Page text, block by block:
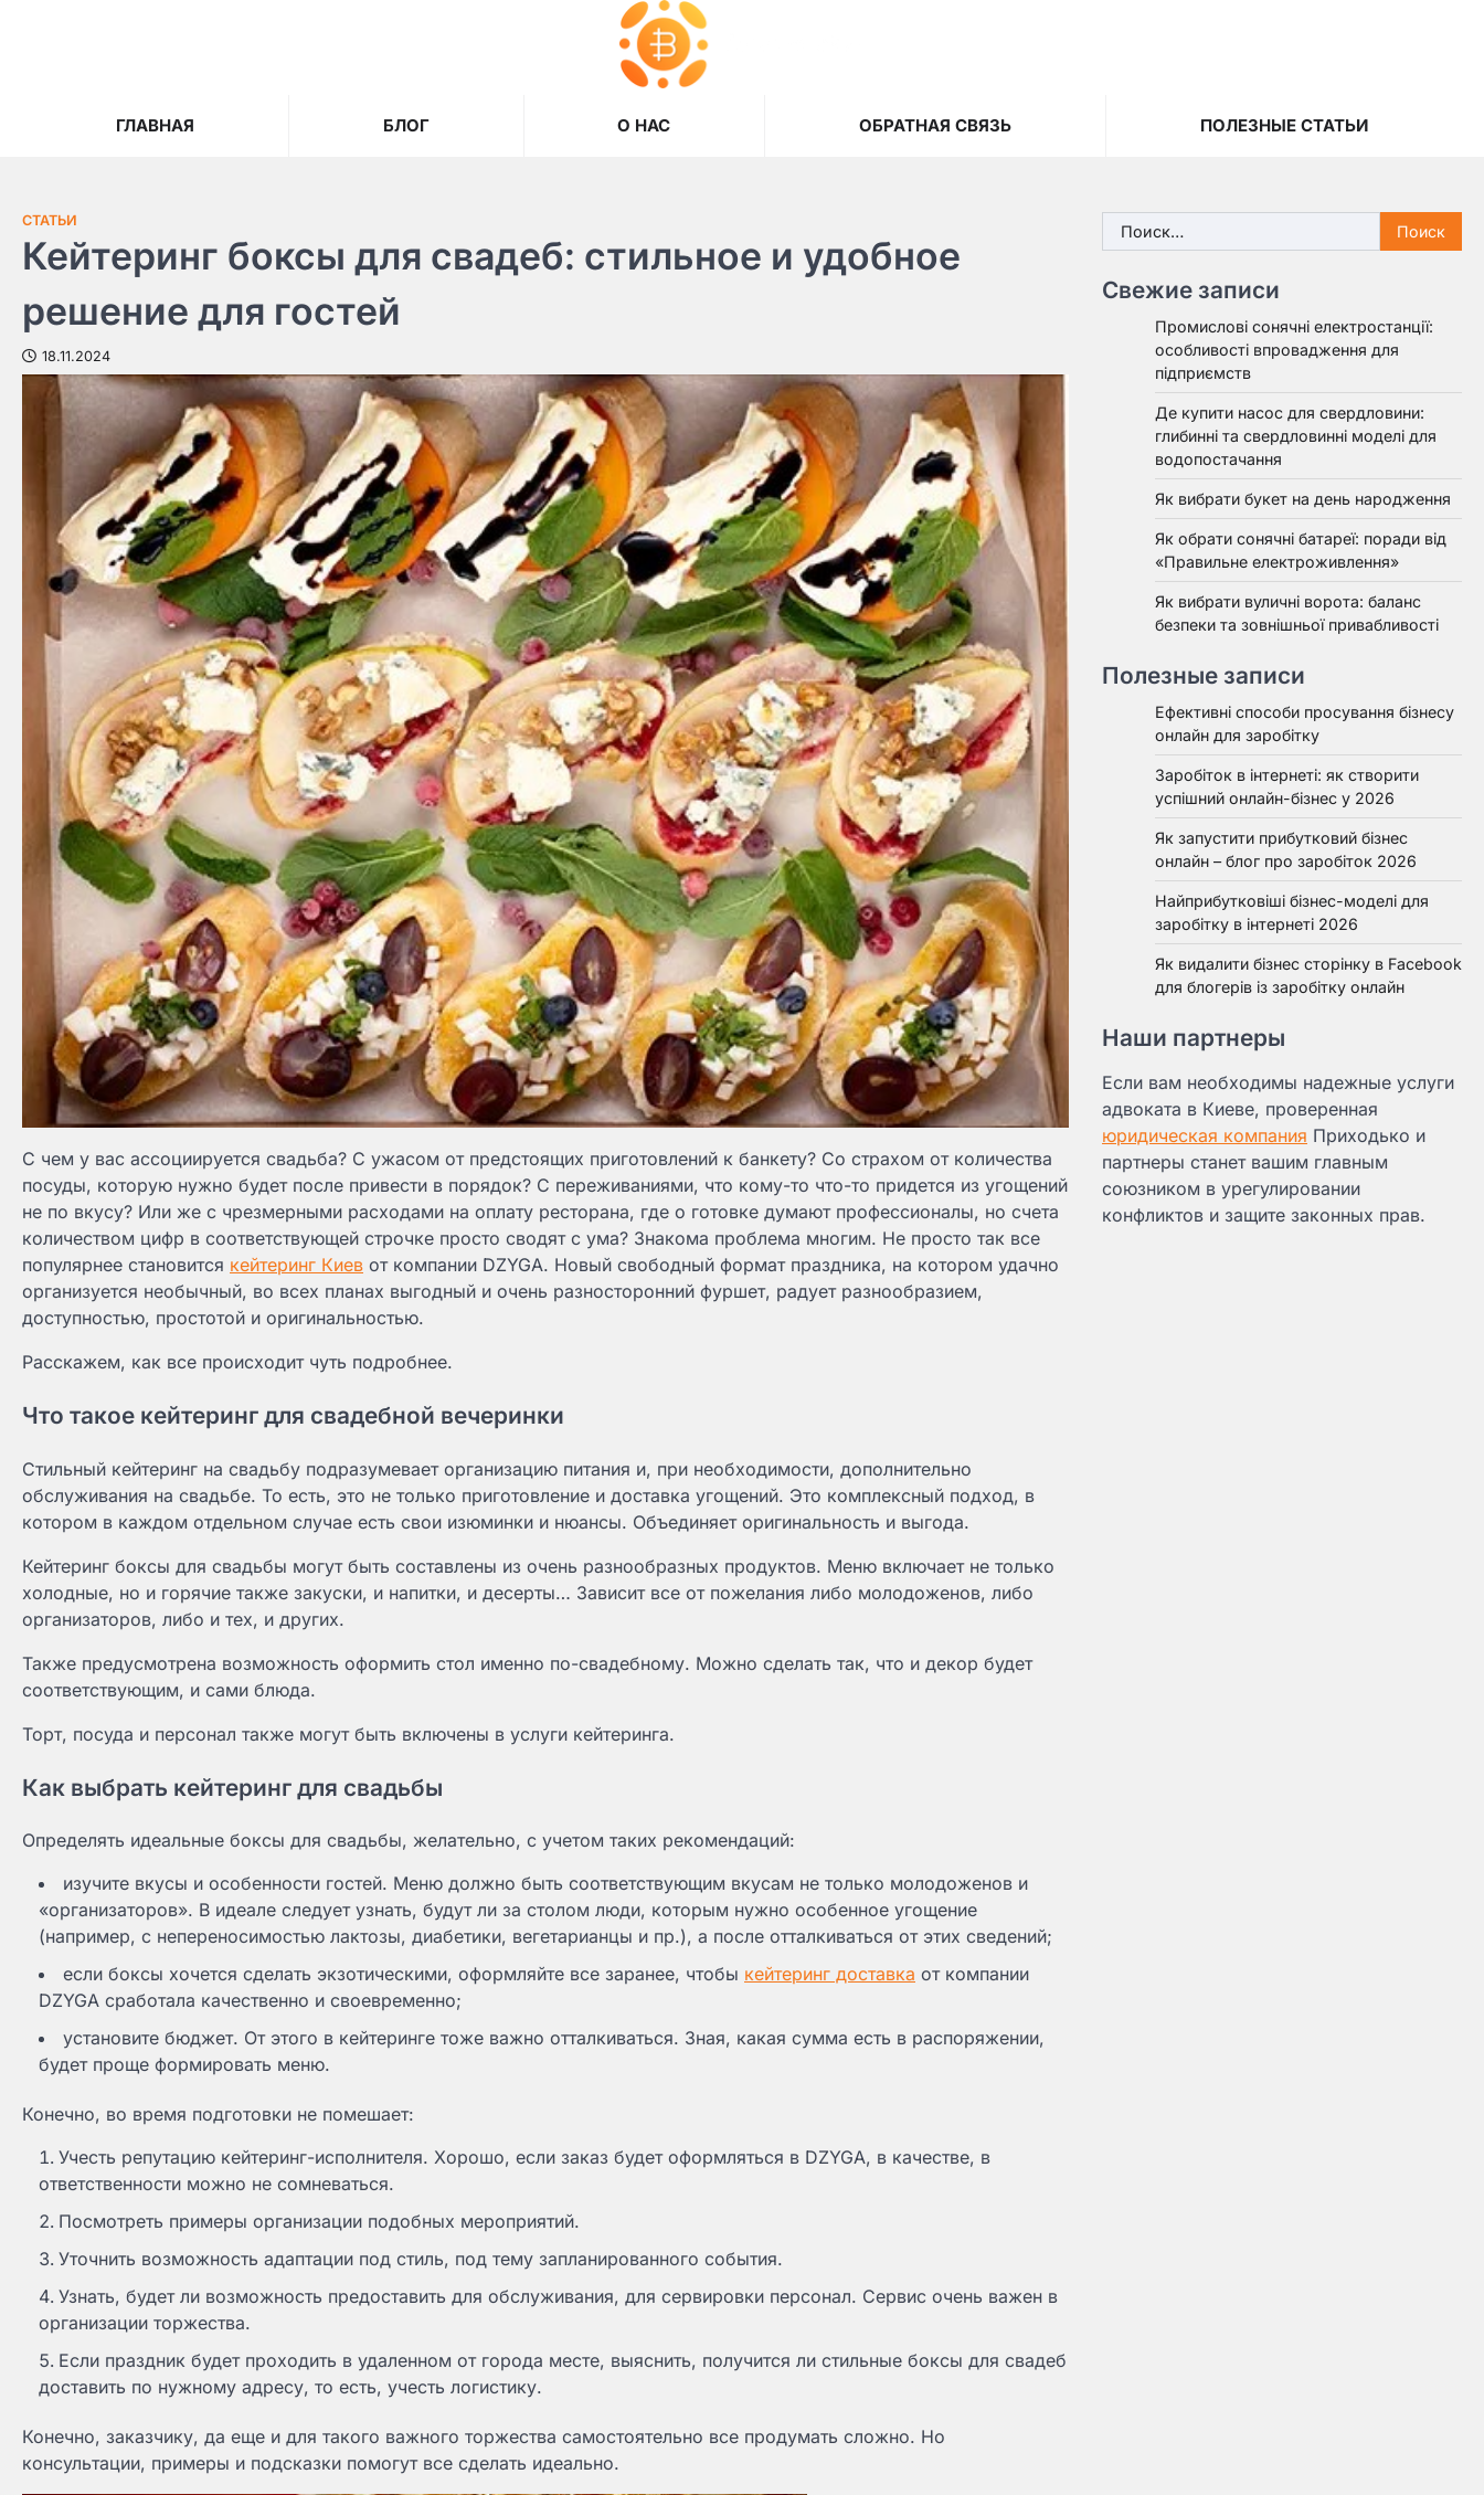
ГЛАВНАЯ БЛОГ О НАС ОБРАТНАЯ СВЯЗЬ ПОЛЕЗНЫЕ СТАТЬИ
СТАТЬИ
Кейтеринг боксы для свадеб: стильное и удобное
решение для гостей
18.11.2024
С чем у вас ассоциируется свадьба? С ужасом от предстоящих приготовлений к банкету? Со страхом от количества
посуды, которую нужно будет после привести в порядок? С переживаниями, что кому-то что-то придется из угощений
не по вкусу? Или же с чрезмерными расходами на оплату ресторана, где о готовке думают профессионалы, но счета
количеством цифр в соответствующей строчке просто сводят с ума? Знакома проблема многим. Не просто так все
популярнее становится кейтеринг Киев от компании DZYGA. Новый свободный формат праздника, на котором удачно
организуется необычный, во всех планах выгодный и очень разносторонний фуршет, радует разнообразием,
доступностью, простотой и оригинальностью.
Расскажем, как все происходит чуть подробнее.
Что такое кейтеринг для свадебной вечеринки
Стильный кейтеринг на свадьбу подразумевает организацию питания и, при необходимости, дополнительно
обслуживания на свадьбе. То есть, это не только приготовление и доставка угощений. Это комплексный подход, в
котором в каждом отдельном случае есть свои изюминки и нюансы. Объединяет оригинальность и выгода.
Кейтеринг боксы для свадьбы могут быть составлены из очень разнообразных продуктов. Меню включает не только
холодные, но и горячие также закуски, и напитки, и десерты… Зависит все от пожелания либо молодоженов, либо
организаторов, либо и тех, и других.
Также предусмотрена возможность оформить стол именно по-свадебному. Можно сделать так, что и декор будет
соответствующим, и сами блюда.
Торт, посуда и персонал также могут быть включены в услуги кейтеринга.
Как выбрать кейтеринг для свадьбы
Определять идеальные боксы для свадьбы, желательно, с учетом таких рекомендаций:
изучите вкусы и особенности гостей. Меню должно быть соответствующим вкусам не только молодоженов и
«организаторов». В идеале следует узнать, будут ли за столом люди, которым нужно особенное угощение
(например, с непереносимостью лактозы, диабетики, вегетарианцы и пр.), а после отталкиваться от этих сведений;
если боксы хочется сделать экзотическими, оформляйте все заранее, чтобы кейтеринг доставка от компании
DZYGA сработала качественно и своевременно;
установите бюджет. От этого в кейтеринге тоже важно отталкиваться. Зная, какая сумма есть в распоряжении,
будет проще формировать меню.
Конечно, во время подготовки не помешает:
Учесть репутацию кейтеринг-исполнителя. Хорошо, если заказ будет оформляться в DZYGA, в качестве, в
ответственности можно не сомневаться.
Посмотреть примеры организации подобных мероприятий.
Уточнить возможность адаптации под стиль, под тему запланированного события.
Узнать, будет ли возможность предоставить для обслуживания, для сервировки персонал. Сервис очень важен в
организации торжества.
Если праздник будет проходить в удаленном от города месте, выяснить, получится ли стильные боксы для свадеб
доставить по нужному адресу, то есть, учесть логистику.
Конечно, заказчику, да еще и для такого важного торжества самостоятельно все продумать сложно. Но
консультации, примеры и подсказки помогут все сделать идеально.
Найти:
Свежие записи
Промислові сонячні електростанції:
особливості впровадження для
підприємств
Де купити насос для свердловини:
глибинні та свердловинні моделі для
водопостачання
Як вибрати букет на день народження
Як обрати сонячні батареї: поради від
«Правильне електроживлення»
Як вибрати вуличні ворота: баланс
безпеки та зовнішньої привабливості
Полезные записи
Ефективні способи просування бізнесу
онлайн для заробітку
Заробіток в інтернеті: як створити
успішний онлайн-бізнес у 2026
Як запустити прибутковий бізнес
онлайн – блог про заробіток 2026
Найприбутковіші бізнес-моделі для
заробітку в інтернеті 2026
Як видалити бізнес сторінку в Facebook
для блогерів із заробітку онлайн
Наши партнеры
Если вам необходимы надежные услуги
адвоката в Киеве, проверенная
юридическая компания Приходько и
партнеры станет вашим главным
союзником в урегулировании
конфликтов и защите законных прав.